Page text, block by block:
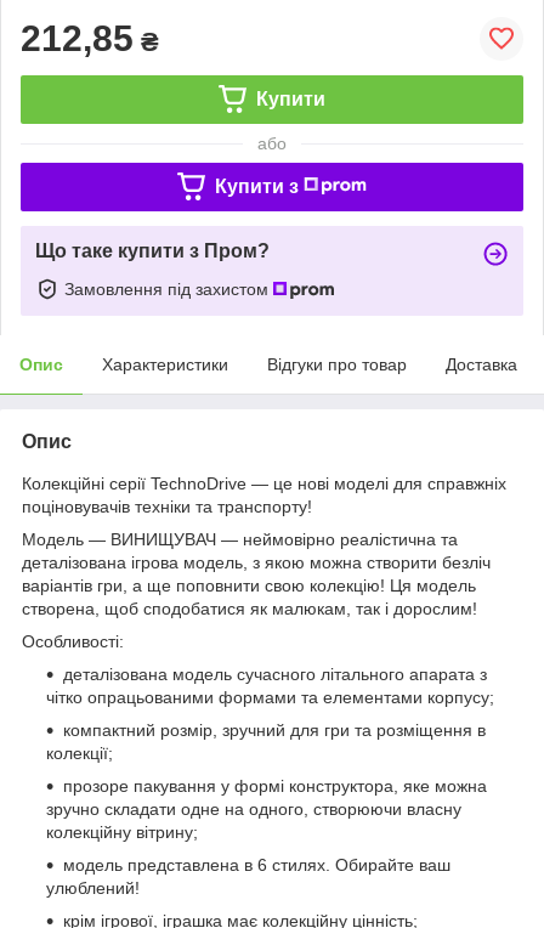
212,85 ₴
Купити
або
Купити з
Що таке купити з Пром?
Замовлення під захистом
Опис Характеристики Відгуки про товар Доставка
Опис
Колекційні серії TechnoDrive — це нові моделі для справжніх
поціновувачів техніки та транспорту!
Модель — ВИНИЩУВАЧ — неймовірно реалістична та
деталізована ігрова модель, з якою можна створити безліч
варіантів гри, а ще поповнити свою колекцію! Ця модель
створена, щоб сподобатися як малюкам, так і дорослим!
Особливості:
деталізована модель сучасного літального апарата з
чітко опрацьованими формами та елементами корпусу;
компактний розмір, зручний для гри та розміщення в
колекції;
прозоре пакування у формі конструктора, яке можна
зручно складати одне на одного, створюючи власну
колекційну вітрину;
модель представлена в 6 стилях. Обирайте ваш
улюблений!
крім ігрової, іграшка має колекційну цінність;